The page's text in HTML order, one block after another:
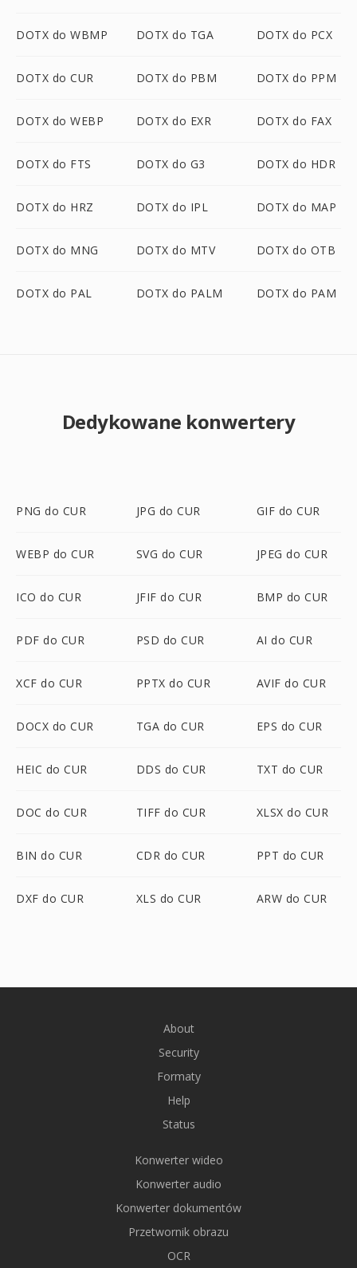
DOTX do WBMP DOTX do TGA DOTX do PCX
DOTX do CUR DOTX do PBM DOTX do PPM
DOTX do WEBP DOTX do EXR DOTX do FAX
DOTX do FTS DOTX do G3 DOTX do HDR
DOTX do HRZ DOTX do IPL DOTX do MAP
DOTX do MNG DOTX do MTV DOTX do OTB
DOTX do PAL DOTX do PALM DOTX do PAM
Dedykowane konwertery
PNG do CUR JPG do CUR GIF do CUR
WEBP do CUR SVG do CUR JPEG do CUR
ICO do CUR JFIF do CUR BMP do CUR
PDF do CUR PSD do CUR AI do CUR
XCF do CUR PPTX do CUR AVIF do CUR
DOCX do CUR TGA do CUR EPS do CUR
HEIC do CUR DDS do CUR TXT do CUR
DOC do CUR TIFF do CUR XLSX do CUR
BIN do CUR CDR do CUR PPT do CUR
DXF do CUR XLS do CUR ARW do CUR
About
Security
Formaty
Help
Status
Konwerter wideo
Konwerter audio
Konwerter dokumentów
Przetwornik obrazu
OCR